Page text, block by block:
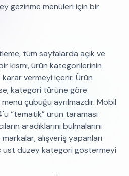
gezinme menüleri için bir
tüm sayfalarda açık ve
kısmı, ürün kategorilerinin
vermeyi içerir. Ürün
kategori türüne göre
çubuğu ayrılmazdır. Mobil
“tematik” ürün taraması
aradıklarını bulmalarını
alışveriş yapanları
üst düzey kategori göstermeyi